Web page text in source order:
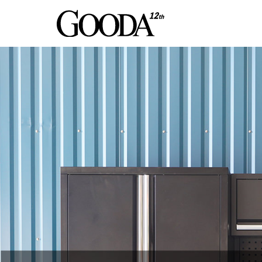
工具類を種類豊富に揃え
スピーディーに出荷する